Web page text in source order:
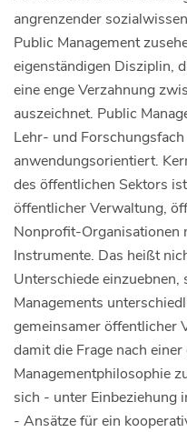
angrenzender
Public Management
eigenständigen Disziplin,
eine enge Verzahnung
auszeichnet. Public
Lehr- und
anwendungsorientiert.
des öffentlichen Sektors
öffentlicher Verwaltung,
Nonprofit-
Instrumente. Das heißt
Unterschiede einzuebnen,
Managements
gemeinsamer öffentlicher
damit die Frage nach
Managementphilosophie
sich - unter Einbeziehung
- Ansätze für ein